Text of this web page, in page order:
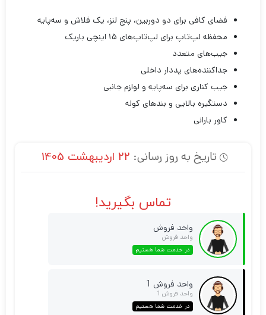
فضای کافی برای دو دوربین، پنج لنز، یک فلاش و سه‌پایه
محفظه لپ‌تاپ برای لپ‌تاپ‌های ۱۵ اینچی باریک
جیب‌های متعدد
جداکننده‌های پددار داخلی
جیب کناری برای سه‌پایه و لوازم جانبی
دستگیره بالایی و بندهای کوله
کاور بارانی
تاریخ به روز رسانی: 22 اردیبهشت 1405
تماس بگیرید!
واحد فروش
واحد فروش
در خدمت شما هستیم
واحد فروش 1
واحد فروش 1
در خدمت شما هستیم